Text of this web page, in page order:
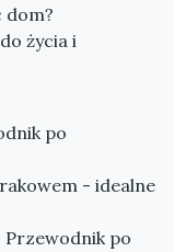
dom?
życia i
po
- idealne
Przewodnik po